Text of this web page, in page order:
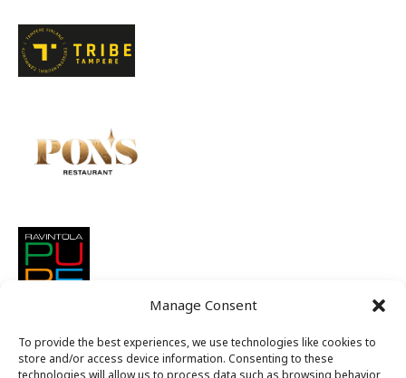
Manage Consent
To provide the best experiences, we use technologies like cookies to
store and/or access device information. Consenting to these
technologies will allow us to process data such as browsing behavior